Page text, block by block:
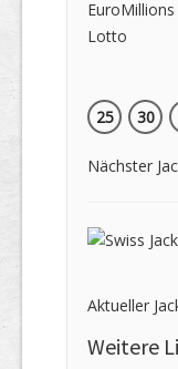
25
30
Nächster
Aktueller
Weitere